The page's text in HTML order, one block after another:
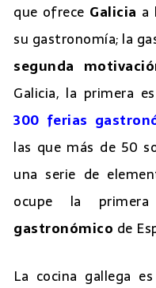
que ofrece Galicia a
su gastronomía; la
segunda
Galicia, la primera
300 ferias
las que más de 50
una serie de
ocupe la
gastronómico de
La cocina gallega